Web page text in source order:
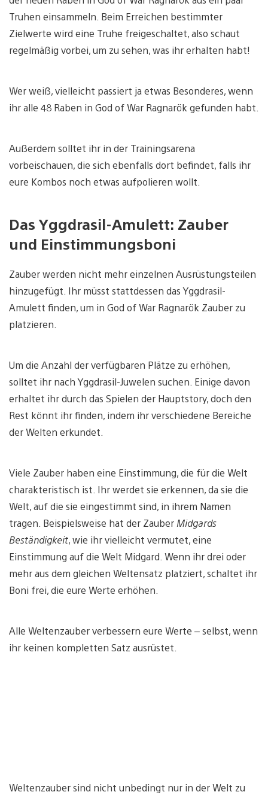
Truhen einsammeln. Beim Erreichen bestimmter
Zielwerte wird eine Truhe freigeschaltet, also schaut
regelmäßig vorbei, um zu sehen, was ihr erhalten habt!
Wer weiß, vielleicht passiert ja etwas Besonderes, wenn
ihr alle 48 Raben in God of War Ragnarök gefunden habt.
Außerdem solltet ihr in der Trainingsarena
vorbeischauen, die sich ebenfalls dort befindet, falls ihr
eure Kombos noch etwas aufpolieren wollt.
Das Yggdrasil-Amulett: Zauber
und Einstimmungsboni
Zauber werden nicht mehr einzelnen Ausrüstungsteilen
hinzugefügt. Ihr müsst stattdessen das Yggdrasil-
Amulett finden, um in God of War Ragnarök Zauber zu
platzieren.
Um die Anzahl der verfügbaren Plätze zu erhöhen,
solltet ihr nach Yggdrasil-Juwelen suchen. Einige davon
erhaltet ihr durch das Spielen der Hauptstory, doch den
Rest könnt ihr finden, indem ihr verschiedene Bereiche
der Welten erkundet.
Viele Zauber haben eine Einstimmung, die für die Welt
charakteristisch ist. Ihr werdet sie erkennen, da sie die
Welt, auf die sie eingestimmt sind, in ihrem Namen
tragen. Beispielsweise hat der ZauberMidgards
Beständigkeit, wie ihr vielleicht vermutet, eine
Einstimmung auf die Welt Midgard. Wenn ihr drei oder
mehr aus dem gleichen Weltensatz platziert, schaltet ihr
Boni frei, die eure Werte erhöhen.
Alle Weltenzauber verbessern eure Werte – selbst, wenn
ihr keinen kompletten Satz ausrüstet.
Weltenzauber sind nicht unbedingt nur in der Welt zu